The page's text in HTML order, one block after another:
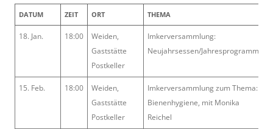
DATUM ZEIT ORT THEMA
18. Jan. 18:00
Weiden,
Gaststätte
Postkeller
Imkerversammlung:
Neujahrsessen/Jahresprogramm
15. Feb. 18:00
Weiden,
Gaststätte
Postkeller
Imkerversammlung zum Thema:
Bienenhygiene, mit Monika
Reichel